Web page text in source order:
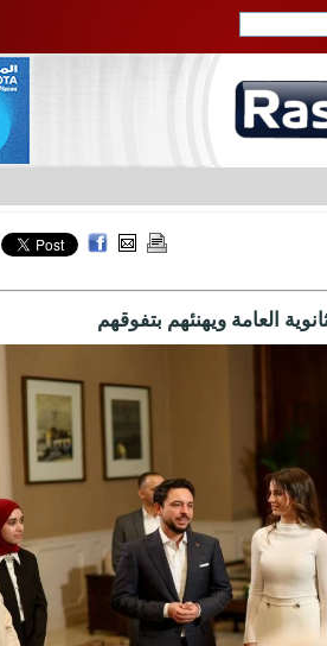
العامة ويهنئهم بتفوقهم